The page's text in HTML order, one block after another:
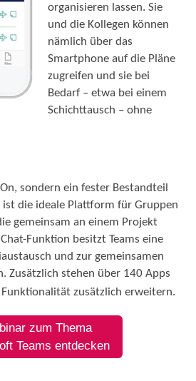
organisieren lassen. Sie
und die Kollegen können
nämlich über das
Smartphone auf die Pläne
zugreifen und sie bei
Bedarf – etwa bei einem
Schichttausch – ohne
sondern ein fester Bestandteil
ist die ideale Plattform für Gruppen
gemeinsam an einem Projekt
Funktion besitzt Teams eine
und zur gemeinsamen
Zusätzlich stehen über 140 Apps
zusätzlich erweitern.
zum Thema
Teams entdecken